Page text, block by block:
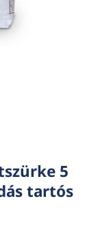
5
tartós